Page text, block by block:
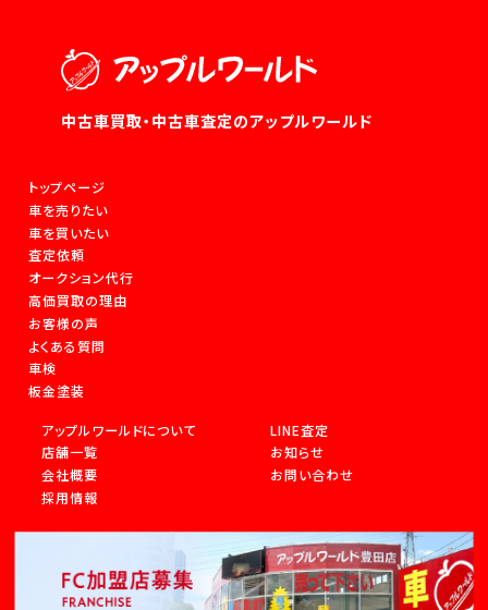
中古車買取・中古車査定のアップルワールド
トップページ
車を売りたい
車を買いたい
査定依頼
オークション代行
高価買取の理由
お客様の声
よくある質問
車検
板金塗装
アップルワールドについて
店舗一覧
会社概要
採用情報
LINE査定
お知らせ
お問い合わせ